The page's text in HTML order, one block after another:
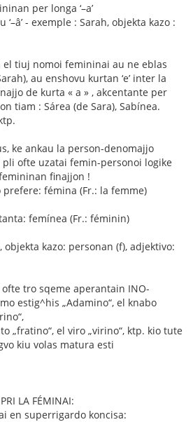
per longa ‘–a’
- exemple : Sarah, objekta kazo :
el tiuj nomoi femininai au ne eblas
au enshovu kurtan ‘e’ inter la
de kurta « a » , akcentante per
tiam : Sárea (de Sara), Sabínea.
ke ankau la person-denomajjo
ofte uzatai femin-personoi logike
finajjon !
fémina (Fr.: la femme)
femínea (Fr.: féminin)
objekta kazo: personan (f), adjektivo:
tro sqeme aperantain INO-
estig^his „Adamino“, el knabo
„fratino“, el viro „virino“, ktp. kio tute
kiu volas matura esti
LA FÉMINAI:
en superrigardo koncisa: